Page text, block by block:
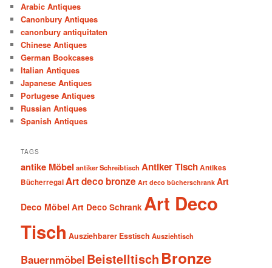
Arabic Antiques
Canonbury Antiques
canonbury antiquitaten
Chinese Antiques
German Bookcases
Italian Antiques
Japanese Antiques
Portugese Antiques
Russian Antiques
Spanish Antiques
TAGS
antike Möbel antiker Schreibtisch Antiker TischAntikes
BücherregalArt deco bronze Art deco bücherschrank Art
Deco Möbel Art Deco Schrank Art Deco
Tisch Ausziehbarer Esstisch Ausziehtisch
Bauernmöbel Beistelltisch Bronze